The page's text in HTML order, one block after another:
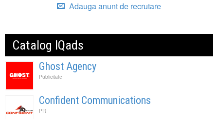
Adauga anunt de recrutare
Catalog IQads
Ghost Agency
Publicitate
Confident Communications
PR